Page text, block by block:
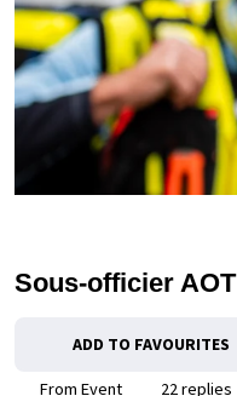
Sous-officier AOT
ADD TO FAVOURITES
From Event 22 replies